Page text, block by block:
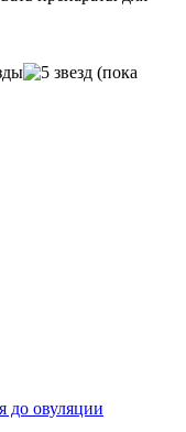
(пока
до овуляции